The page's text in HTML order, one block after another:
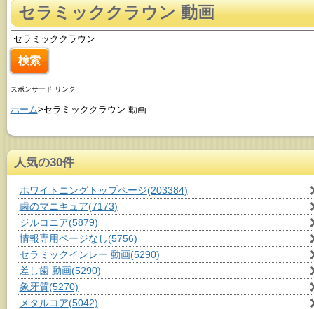
セラミッククラウン 動画
スポンサード リンク
ホーム>セラミッククラウン 動画
人気の30件
ホワイトニングトップページ(203384)
歯のマニキュア(7173)
ジルコニア(5879)
情報専用ページなし(5756)
セラミックインレー 動画(5290)
差し歯 動画(5290)
象牙質(5270)
メタルコア(5042)